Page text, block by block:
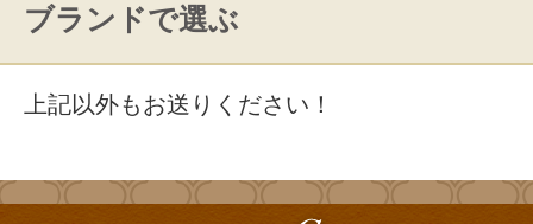
ブランドで選ぶ
上記以外もお送りください！